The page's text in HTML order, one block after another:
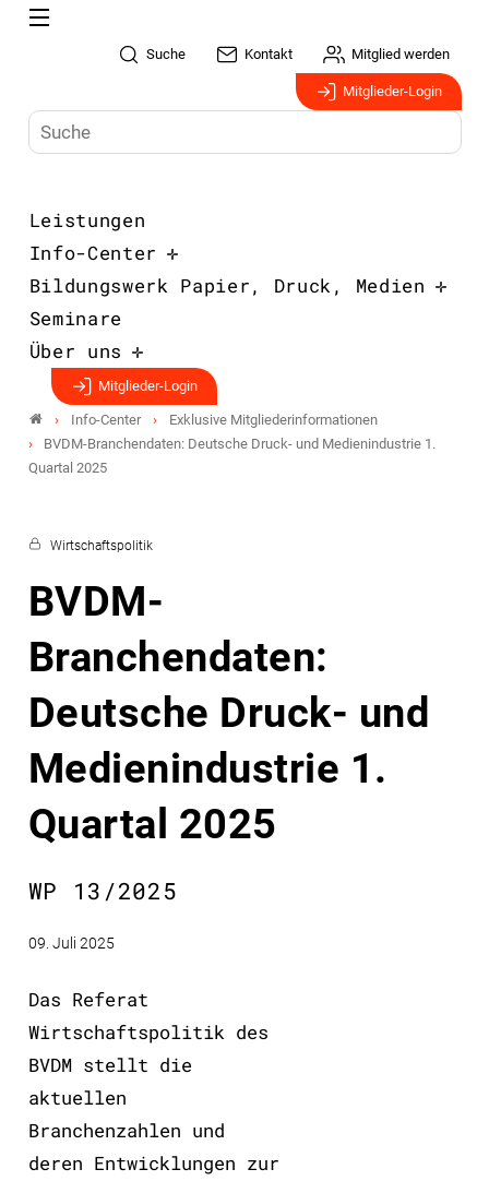
Suche Kontakt Mitglied werden
Mitglieder-Login
Leistungen
Info-Center
Bildungswerk Papier, Druck, Medien
Seminare
Über uns
Mitglieder-Login
Info-Center
Exklusive Mitgliederinformationen
BVDM-Branchendaten: Deutsche Druck- und Medienindustrie 1.
Quartal 2025
Wirtschaftspolitik
BVDM-
Branchendaten:
Deutsche Druck- und
Medienindustrie 1.
Quartal 2025
WP 13/2025
09. Juli 2025
Das Referat
Wirtschaftspolitik des
BVDM stellt die
aktuellen
Branchenzahlen und
deren Entwicklungen zur